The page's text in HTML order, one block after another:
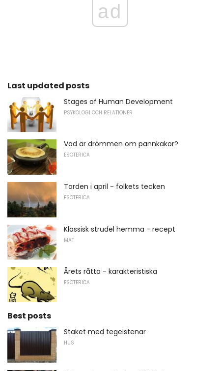
ad
Last updated posts
Stages of Human Development
PSYKOLOGI OCH RELATIONER
Vad är drömmen om pannkakor?
ESOTERICA
Torden i april - folkets tecken
ESOTERICA
Klassisk strudel hemma - recept
MAT
Årets råtta - karakteristiska
ESOTERICA
Best posts
Staket med tegelstenar
HUS